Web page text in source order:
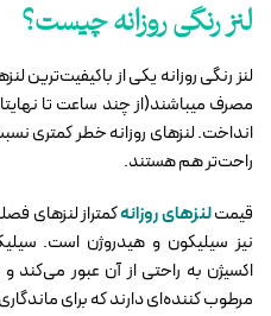
لنز رنگی روزانه چیست؟
لنز رنگی روزانه یکی از باکیفیت‌ترین
انداخت. لنزهای روزانه خطر کمتری
راحت‌تر هم هستند.
قیمتلنزهای روزانهکمتراز لنزهای
نیز سیلیکون و هیدروژن است.
اکسیژن به راحتی از آن عبور می‌کند
مرطوب کننده‌ای دارند که برای